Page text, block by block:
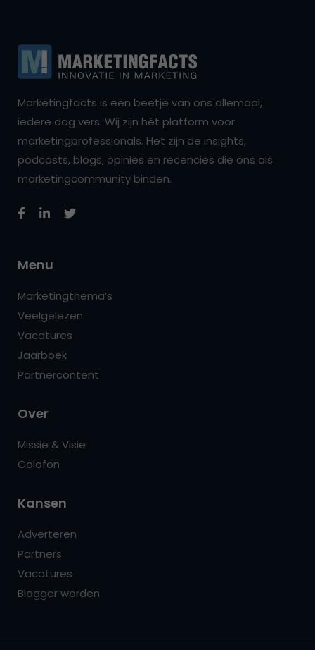
Marketingfacts is een beetje van ons allemaal,
iedere dag vers. Wij zijn hét platform voor
marketingprofessionals. Het zijn de insights,
podcasts, blogs, opinies en recencies die ons als
marketingcommunity binden.
Menu
Marketingthema’s
Veelgelezen
Vacatures
Jaarboek
Partnercontent
Over
Missie & Visie
Colofon
Kansen
Adverteren
Partners
Vacatures
Blogger worden